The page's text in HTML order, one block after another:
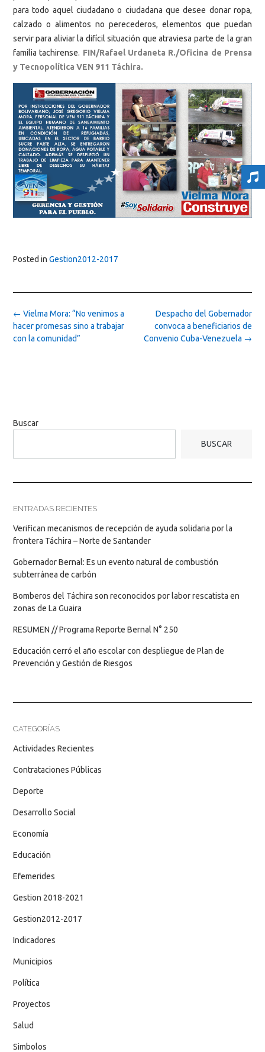
para todo aquel ciudadano o ciudadana que desee donar ropa,
calzado o alimentos no perecederos, elementos que puedan
servir para aliviar la difícil situación que atraviesa parte de la gran
familia tachirense. FIN/Rafael Urdaneta R./Oficina de Prensa
y Tecnopolítica VEN 911 Táchira.
Posted in Gestion2012-2017
Post
navigation
Despacho del Gobernador
convoca a beneficiarios de
Convenio Cuba-Venezuela →
← Vielma Mora: “No venimos a
hacer promesas sino a trabajar
con la comunidad”
Buscar
BUSCAR
ENTRADAS RECIENTES
Verifican mecanismos de recepción de ayuda solidaria por la
frontera Táchira – Norte de Santander
Gobernador Bernal: Es un evento natural de combustión
subterránea de carbón
Bomberos del Táchira son reconocidos por labor rescatista en
zonas de La Guaira
RESUMEN // Programa Reporte Bernal N° 250
Educación cerró el año escolar con despliegue de Plan de
Prevención y Gestión de Riesgos
CATEGORÍAS
Actividades Recientes
Contrataciones Públicas
Deporte
Desarrollo Social
Economía
Educación
Efemerides
Gestion 2018-2021
Gestion2012-2017
Indicadores
Municipios
Política
Proyectos
Salud
Simbolos